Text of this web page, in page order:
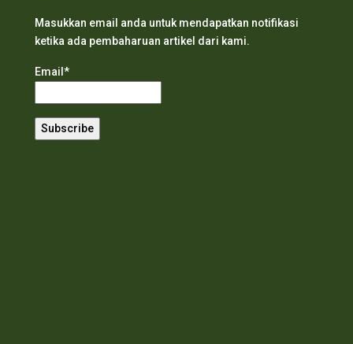
Masukkan email anda untuk mendapatkan notifikasi
ketika ada pembaharuan artikel dari kami.
Email*